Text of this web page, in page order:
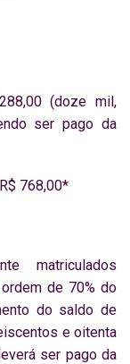
(doze mil,
ser pago da
768,00*
matriculados
de 70% do
do saldo de
e oitenta
ser pago da